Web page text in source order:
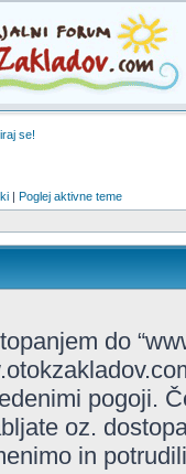
se!
| Poglej aktivne teme
do
pogoji.
oz.
in